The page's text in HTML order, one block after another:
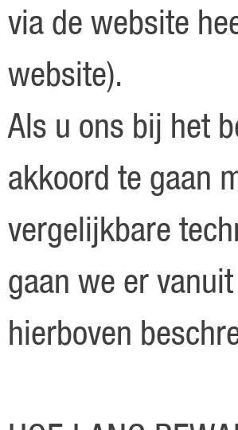
via de website
website).
Als u ons bij het
akkoord te gaan
vergelijkbare
gaan we er
hierboven